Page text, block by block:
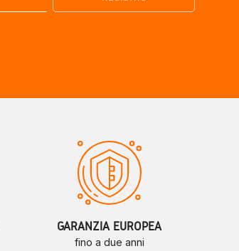
GARANZIA EUROPEA
fino a due anni